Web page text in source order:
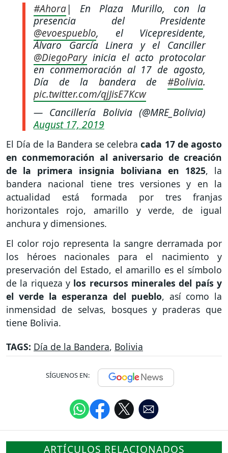
#Ahora| En Plaza Murillo, con la
presencia del Presidente
@evoespueblo, el Vicepresidente,
Álvaro García Linera y el Canciller
@DiegoParyinicia el acto protocolar
en conmemoración al 17 de agosto,
Día de la bandera de #Bolivia.
pic.twitter.com/qjJisE7Kcw
— Cancillería Bolivia (@MRE_Bolivia)
August 17, 2019
El Día de la Bandera se celebracada 17 de agosto
en conmemoración al aniversario de creación
de la primera insignia boliviana en 1825, la
bandera nacional tiene tres versiones y en la
actualidad está formada por tres franjas
horizontales rojo, amarillo y verde, de igual
anchura y dimensiones.
El color rojo representa la sangre derramada por
los héroes nacionales para el nacimiento y
preservación del Estado, el amarillo es el símbolo
de la riqueza y los recursos minerales del país y
el verde la esperanza del pueblo, así como la
inmensidad de selvas, bosques y praderas que
tiene Bolivia.
TAGS: Día de la Bandera, Bolivia
SÍGUENOS EN:
ARTÍCULOS RELACIONADOS